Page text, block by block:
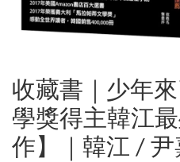
收藏書｜少年
學獎得主韓江
作】｜韓江 / 尹